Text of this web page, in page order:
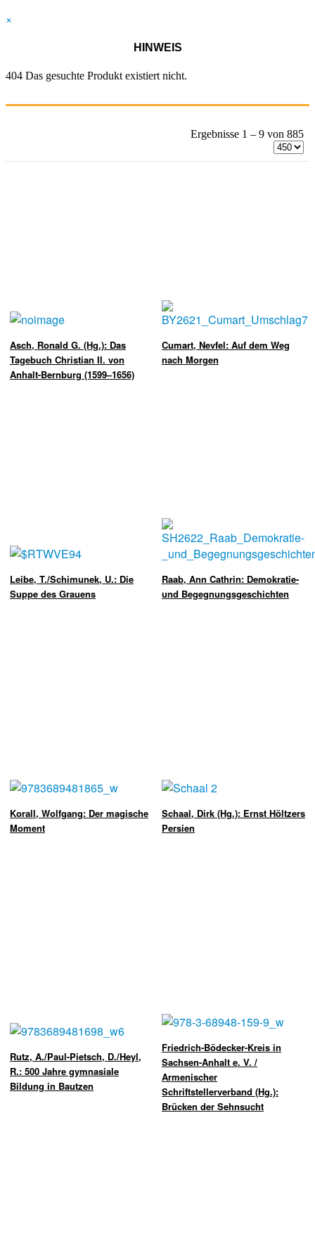
×
HINWEIS
404 Das gesuchte Produkt existiert nicht.
Ergebnisse 1 – 9 von 885
Asch, Ronald G. (Hg.): Das
Tagebuch Christian II. von
Anhalt-Bernburg (1599–1656)
Cumart, Nevfel: Auf dem Weg
nach Morgen
Leibe, T./Schimunek, U.: Die
Suppe des Grauens
Raab, Ann Cathrin: Demokratie-
und Begegnungsgeschichten
Korall, Wolfgang: Der magische
Moment
Schaal, Dirk (Hg.): Ernst Höltzers
Persien
Rutz, A./Paul-Pietsch, D./Heyl,
R.: 500 Jahre gymnasiale
Bildung in Bautzen
Friedrich-Bödecker-Kreis in
Sachsen-Anhalt e. V. /
Armenischer
Schriftstellerverband (Hg.):
Brücken der Sehnsucht